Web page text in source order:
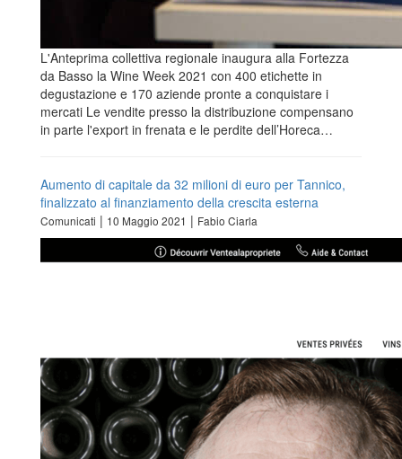
L'Anteprima collettiva regionale inaugura alla Fortezza
da Basso la Wine Week 2021 con 400 etichette in
degustazione e 170 aziende pronte a conquistare i
mercati Le vendite presso la distribuzione compensano
in parte l'export in frenata e le perdite dell’Horeca…
Aumento di capitale da 32 milioni di euro per Tannico,
finalizzato al finanziamento della crescita esterna
Comunicati | 10 Maggio 2021 | Fabio Ciarla